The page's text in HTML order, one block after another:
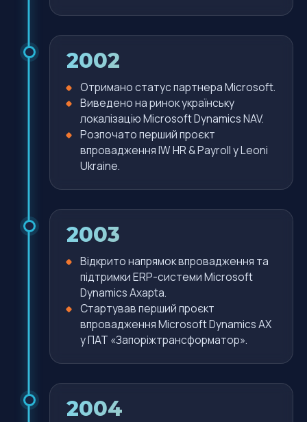
2002
Отримано статус партнера Microsoft.
Виведено на ринок українську
локалізацію Microsoft Dynamics NAV.
Розпочато перший проєкт
впровадження IW HR & Payroll у Leoni
Ukraine.
2003
Відкрито напрямок впровадження та
підтримки ERP-системи Microsoft
Dynamics Axapta.
Стартував перший проєкт
впровадження Microsoft Dynamics AX
у ПАТ «Запоріжтрансформатор».
2004